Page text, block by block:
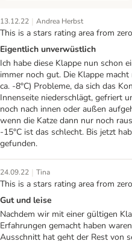
13.12.22 | Andrea Herbst
This is a stars rating area from
Eigentlich unverwüstlich
Ich habe diese Klappe nun schon
immer noch gut. Die Klappe
ca. -8°C) Probleme, da sich das
Innenseite niederschlägt, gefriert
noch nach innen oder außen
wenn die Katze dann nur noch
-15°C ist das schlecht. Bis jetzt
gefunden.
24.09.22 | Tina
This is a stars rating area from
Gut und leise
Nachdem wir mit einer gültigen
Erfahrungen gemacht haben
Ausschnitt hat geht der Rest von